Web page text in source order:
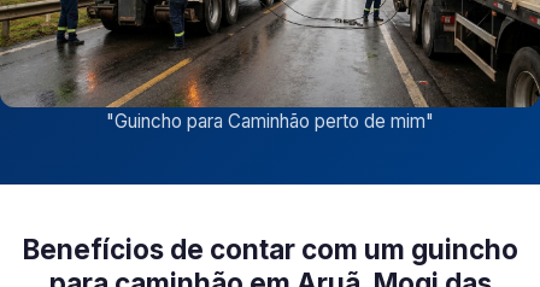
"Guincho para Caminhão perto de mim"
Benefícios de contar com um guincho